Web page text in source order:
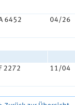
6452 04/26
F 2272 11/04